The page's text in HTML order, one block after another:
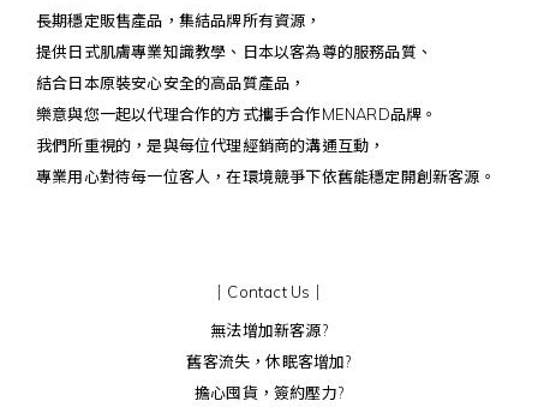
長期穩定販售產品，集結品牌所有資源，
提供日式肌膚專業知識教學、日本以客為尊的服務品質、
結合日本原裝安心安全的高品質產品，
樂意與您一起以代理合作的方式攜手合作MENARD品牌。
我們所重視的，是與每位代理經銷商的溝通互動，
專業用心對待每一位客人，在環境競爭下依舊能穩定開創新客源。
｜Contact Us｜
無法增加新客源?
舊客流失，休眠客增加?
擔心囤貨，簽約壓力?